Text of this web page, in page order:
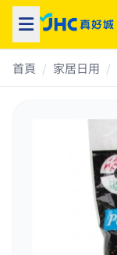
首頁 / 家居日用 /